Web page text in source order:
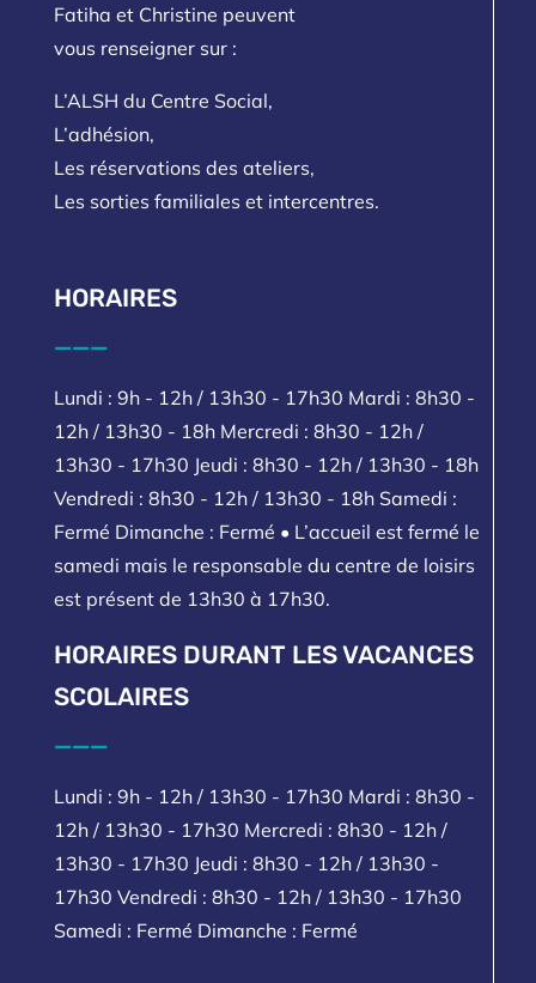
Fatiha et Christine peuvent
vous renseigner sur :
L’ALSH du Centre Social,
L’adhésion,
Les réservations des ateliers,
Les sorties familiales et intercentres.
HORAIRES
___
Lundi : 9h - 12h / 13h30 - 17h30 Mardi : 8h30 -
12h / 13h30 - 18h Mercredi : 8h30 - 12h /
13h30 - 17h30 Jeudi : 8h30 - 12h / 13h30 - 18h
Vendredi : 8h30 - 12h / 13h30 - 18h Samedi :
Fermé Dimanche : Fermé • L’accueil est fermé le
samedi mais le responsable du centre de loisirs
est présent de 13h30 à 17h30.
HORAIRES DURANT LES VACANCES
SCOLAIRES
___
Lundi : 9h - 12h / 13h30 - 17h30 Mardi : 8h30 -
12h / 13h30 - 17h30 Mercredi : 8h30 - 12h /
13h30 - 17h30 Jeudi : 8h30 - 12h / 13h30 -
17h30 Vendredi : 8h30 - 12h / 13h30 - 17h30
Samedi : Fermé Dimanche : Fermé